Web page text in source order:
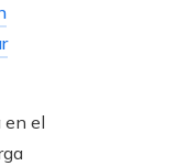
en el